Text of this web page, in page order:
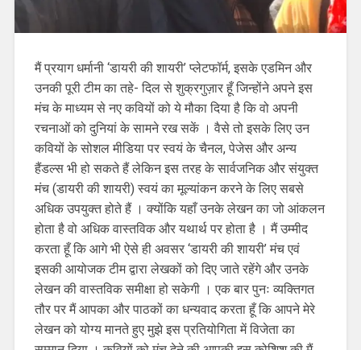
मैं प्रयाग धर्मानी ‘डायरी की शायरी’ प्लेटफॉर्म, इसके एडमिन और
उनकी पूरी टीम का तहे- दिल से शुक्रगुज़ार हूँ जिन्होंने अपने इस
मंच के माध्यम से नए कवियों को ये मौका दिया है कि वो अपनी
रचनाओं को दुनियां के सामने रख सकें । वैसे तो इसके लिए उन
कवियों के सोशल मीडिया पर स्वयं के चैनल, पेजेस और अन्य
हैंडल्स भी हो सकते हैं लेकिन इस तरह के सार्वजनिक और संयुक्त
मंच (डायरी की शायरी) स्वयं का मूल्यांकन करने के लिए सबसे
अधिक उपयुक्त होते हैं । क्योंकि यहाँ उनके लेखन का जो आंकलन
होता है वो अधिक वास्तविक और यथार्थ पर होता है । मैं उम्मीद
करता हूँ कि आगे भी ऐसे ही अवसर ‘डायरी की शायरी’ मंच एवं
इसकी आयोजक टीम द्वारा लेखकों को दिए जाते रहेंगे और उनके
लेखन की वास्तविक समीक्षा हो सकेगी । एक बार पुनः व्यक्तिगत
तौर पर मैं आपका और पाठकों का धन्यवाद करता हूँ कि आपने मेरे
लेखन को योग्य मानते हुए मुझे इस प्रतियोगिता में विजेता का